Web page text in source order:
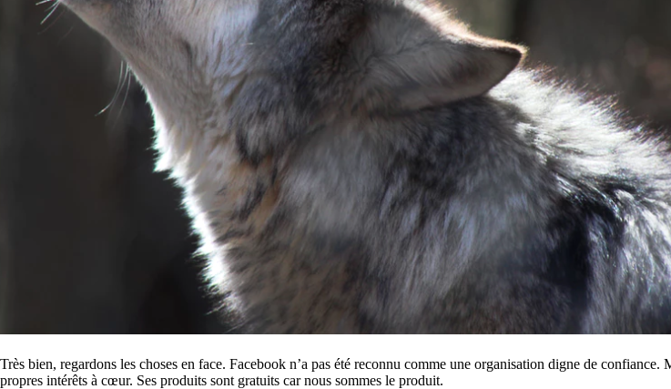
Très bien, regardons les choses en face. Facebook n’a pas été reconnu comme une organisation digne de
propres intérêts à cœur. Ses produits sont gratuits car nous sommes le produit.